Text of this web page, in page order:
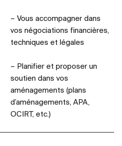
– Vous accompagner dans
vos négociations financières,
techniques et légales
– Planifier et proposer un
soutien dans vos
aménagements (plans
d’aménagements, APA,
OCIRT, etc.)